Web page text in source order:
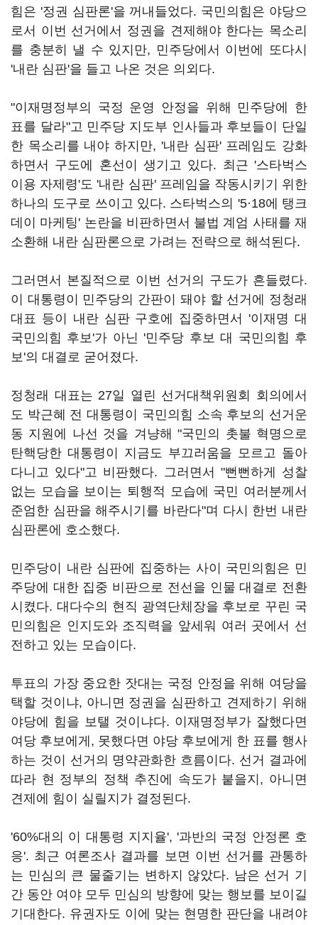
힘은 '정권 심판론'을 꺼내들었다. 국민의힘은 야당으
로서 이번 선거에서 정권을 견제해야 한다는 목소리
를 충분히 낼 수 있지만, 민주당에서 이번에 또다시
'내란 심판'을 들고 나온 것은 의외다.
"이재명정부의 국정 운영 안정을 위해 민주당에 한
표를 달라"고 민주당 지도부 인사들과 후보들이 단일
한 목소리를 내야 하지만, '내란 심판' 프레임도 강화
하면서 구도에 혼선이 생기고 있다. 최근 '스타벅스
이용 자제령'도 '내란 심판' 프레임을 작동시키기 위한
하나의 도구로 쓰이고 있다. 스타벅스의 '5·18에 탱크
데이 마케팅' 논란을 비판하면서 불법 계엄 사태를 재
소환해 내란 심판론으로 가려는 전략으로 해석된다.
그러면서 본질적으로 이번 선거의 구도가 흔들렸다.
이 대통령이 민주당의 간판이 돼야 할 선거에 정청래
대표 등이 내란 심판 구호에 집중하면서 '이재명 대
국민의힘 후보'가 아닌 '민주당 후보 대 국민의힘 후
보'의 대결로 굳어졌다.
정청래 대표는 27일 열린 선거대책위원회 회의에서
도 박근혜 전 대통령이 국민의힘 소속 후보의 선거운
동 지원에 나선 것을 겨냥해 "국민의 촛불 혁명으로
탄핵당한 대통령이 지금도 부끄러움을 모르고 돌아
다니고 있다"고 비판했다. 그러면서 "뻔뻔하게 성찰
없는 모습을 보이는 퇴행적 모습에 국민 여러분께서
준엄한 심판을 해주시기를 바란다"며 다시 한번 내란
심판론에 호소했다.
민주당이 내란 심판에 집중하는 사이 국민의힘은 민
주당에 대한 집중 비판으로 전선을 인물 대결로 전환
시켰다. 대다수의 현직 광역단체장을 후보로 꾸린 국
민의힘은 인지도와 조직력을 앞세워 여러 곳에서 선
전하고 있는 모습이다.
투표의 가장 중요한 잣대는 국정 안정을 위해 여당을
택할 것이냐, 아니면 정권을 심판하고 견제하기 위해
야당에 힘을 보탤 것이냐다. 이재명정부가 잘했다면
여당 후보에게, 못했다면 야당 후보에게 한 표를 행사
하는 것이 선거의 명약관화한 흐름이다. 선거 결과에
따라 현 정부의 정책 추진에 속도가 붙을지, 아니면
견제에 힘이 실릴지가 결정된다.
'60%대의 이 대통령 지지율', '과반의 국정 안정론 호
응'. 최근 여론조사 결과를 보면 이번 선거를 관통하
는 민심의 큰 물줄기는 변하지 않았다. 남은 선거 기
간 동안 여야 모두 민심의 방향에 맞는 행보를 보이길
기대한다. 유권자도 이에 맞는 현명한 판단을 내려야